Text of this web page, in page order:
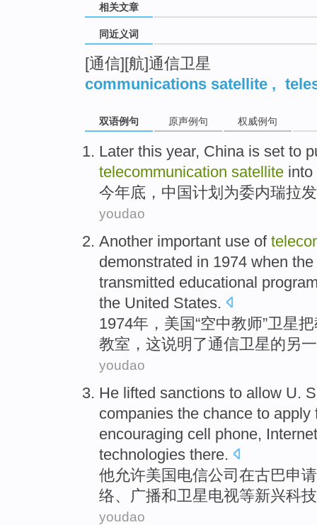
相关文章
同近义词
[通信][航]通信卫星
communications satellite ,
双语例句 原声例句 权威例句
Later this year, China is set to
telecommunication satellite into
今年底 ， 中国计划 为委内瑞拉
youdao
Another important use of
demonstrated in 1974 when the
transmitted educational
the United States.
1974年， 美国“空中教师”卫星把
教室 ， 这说明 了通信卫星的 另
youdao
He lifted sanctions to allow U.
companies the chance to apply
encouraging cell phone, Internet
technologies there.
他允许美国电信公司 在古巴申请
络、 广播和卫星电视等新兴科技
youdao